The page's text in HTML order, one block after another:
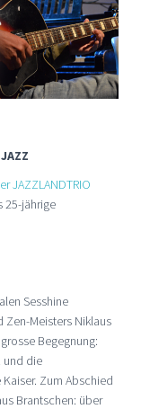
JAZZLANDTRIO
25-jährige
Sesshine
Zen-Meisters Niklaus
Begegnung:
und die
Zum Abschied
Brantschen: über